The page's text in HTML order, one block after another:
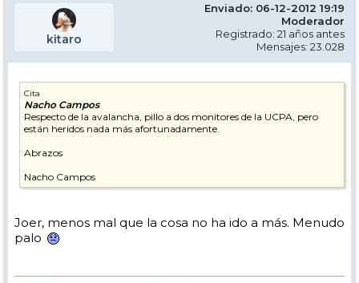
kitaro
Enviado: 06-12-2012 19:19
Moderador
Registrado: 21 años antes
Mensajes: 23.028
Cita
Nacho Campos
Respecto de la avalancha, pillo a dos monitores de la UCPA, pero
están heridos nada más afortunadamente.
Abrazos
Nacho Campos
Joer, menos mal que la cosa no ha ido a más. Menudo
palo